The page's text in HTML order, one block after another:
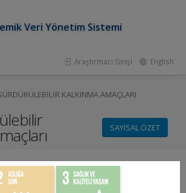
Veri Yönetim Sistemi
Araştırmacı Girişi English
KALKINMA AMAÇLARI
SAYISAL ÖZET